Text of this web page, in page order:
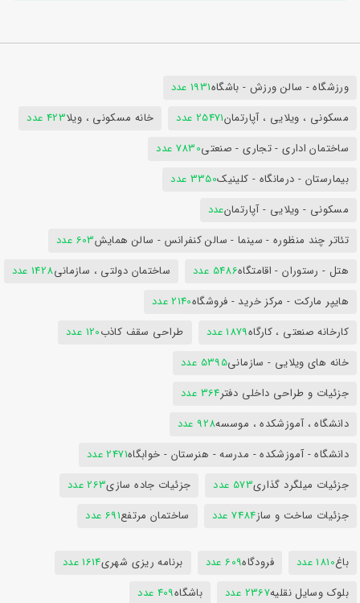
ورزشگاه - سالن ورزش - باشگاه1931 عدد
مسکونی ، ویلایی ، آپارتمان25471 عدد خانه مسکونی ، ویلا423 عدد
ساختمان اداری - تجاری - صنعتی7830 عدد
بیمارستان - درمانگاه - کلینیک3350 عدد
مسکونی - ویلایی - آپارتمانعدد
تئاتر چند منظوره - سینما - سالن کنفرانس - سالن همایش603 عدد
هتل - رستوران - اقامتگاه5486 عدد ساختمان دولتی ، سازمانی1428 عدد
هایپر مارکت - مرکز خرید - فروشگاه2140 عدد
کارخانه صنعتی ، کارگاه1879 عدد طراحی سقف کاذب120 عدد
خانه های ویلایی - سازمانی5395 عدد
جزئیات و طراحی داخلی دفتر364 عدد
دانشگاه ، آموزشکده ، موسسه928 عدد
دانشگاه - آموزشکده - مدرسه - هنرستان - خوابگاه2471 عدد
جزئیات میلگرد گذاری573 عدد جزئیات جاده سازی263 عدد
جزئیات ساخت و ساز7484 عدد ساختمان مرتفع691 عدد
باغ1810 عدد فرودگاه609 عدد برنامه ریزی شهری1614 عدد
بلوک وسایل نقلیه2367 عدد باشگاه409 عدد